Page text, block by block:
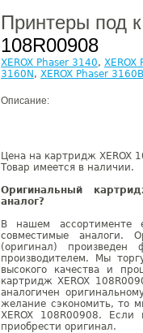
Принтеры под
108R00908
XEROX Phaser 3140, XEROX
3160N , XEROX Phaser 3160B
Описание:
Цена на картридж XEROX
Товар имеется в наличии.
Оригинальный
аналог?
В нашем ассортименте
совместимые аналоги.
(оригинал) произведен
производителем. Мы
высокого качества и
картридж XEROX
аналогичен
желание сэкономить, то
XEROX 108R00908.
приобрести оригинал.